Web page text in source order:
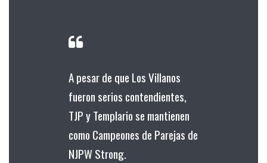
A pesar de que Los Villanos
fueron serios contendientes,
TJP y Templario se mantienen
como Campeones de Parejas de
NJPW Strong.